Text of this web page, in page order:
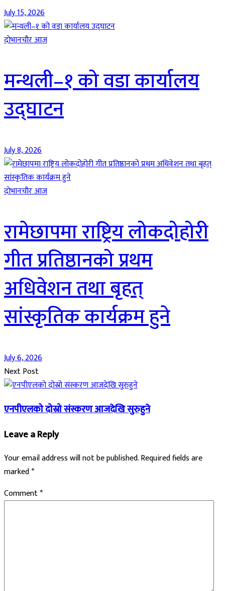
July 15, 2026
दाेभानचाैर आज
मन्थली–१ को वडा कार्यालय
उद्घाटन
July 8, 2026
दाेभानचाैर आज
रामेछापमा राष्ट्रिय लोकदोहोरी
गीत प्रतिष्ठानको प्रथम
अधिवेशन तथा बृहत्
सांस्कृतिक कार्यक्रम हुने
July 6, 2026
Next Post
एनपीएलको दोस्रो संस्करण आजदेखि सुरुहुने
Leave a Reply
Your email address will not be published.Required fields are
marked*
Comment*